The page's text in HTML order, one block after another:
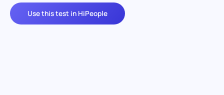
Use this test in HiPeople